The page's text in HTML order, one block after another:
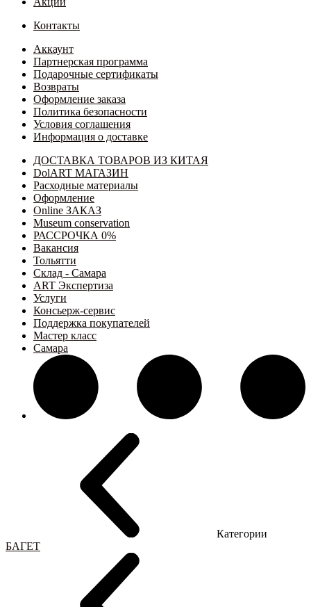
Контакты
Аккаунт
Партнерская программа
Подарочные сертификаты
Возвраты
Оформление заказа
Политика безопасности
Условия соглашения
Информация о доставке
ДОСТАВКА ТОВАРОВ ИЗ КИТАЯ
DolART МАГАЗИН
Расходные материалы
Оформление
Online ЗАКАЗ
Museum conservation
РАССРОЧКА 0%
Вакансия
Тольятти
Склад - Самара
ART Экспертиза
Услуги
Консьерж-сервис
Поддержка покупателей
Мастер класс
Самара
Категории
БАГЕТ